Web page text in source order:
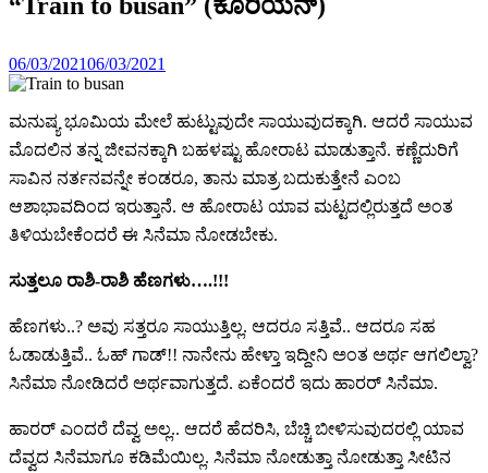
06/03/202106/03/2021
ಮನುಷ್ಯ ಭೂಮಿಯ ಮೇಲೆ ಹುಟ್ಟುವುದೇ ಸಾಯುವುದಕ್ಕಾಗಿ. ಆದರೆ ಸಾಯುವ
ಮೊದಲಿನ ತನ್ನ ಜೀವನಕ್ಕಾಗಿ ಬಹಳಷ್ಟು ಹೋರಾಟ ಮಾಡುತ್ತಾನೆ. ಕಣ್ಣೆದುರಿಗೆ
ಸಾವಿನ ನರ್ತನವನ್ನೇ ಕಂಡರೂ, ತಾನು ಮಾತ್ರ ಬದುಕುತ್ತೇನೆ ಎಂಬ
ಆಶಾಭಾವದಿಂದ ಇರುತ್ತಾನೆ.‌ ಆ ಹೋರಾಟ ಯಾವ ಮಟ್ಟದಲ್ಲಿರುತ್ತದೆ ಅಂತ
ತಿಳಿಯಬೇಕೆಂದರೆ ಈ ಸಿನೆಮಾ ನೋಡಬೇಕು.
ಸುತ್ತಲೂ ರಾಶಿ-ರಾಶಿ ಹೆಣಗಳು….!!!
ಹೆಣಗಳು..? ಅವು ಸತ್ತರೂ ಸಾಯುತ್ತಿಲ್ಲ. ಆದರೂ ಸತ್ತಿವೆ.. ಆದರೂ ಸಹ
ಓಡಾಡುತ್ತಿವೆ.. ಓಹ್ ಗಾಡ್!! ನಾನೇನು ಹೇಳ್ತಾ ಇದ್ದೀನಿ ಅಂತ ಅರ್ಥ ಆಗಲಿಲ್ವಾ?
ಸಿನೆಮಾ ನೋಡಿದರೆ ಅರ್ಥವಾಗುತ್ತದೆ. ಏಕೆಂದರೆ ಇದು ಹಾರರ್ ಸಿನೆಮಾ.
ಹಾರರ್ ಎಂದರೆ ದೆವ್ವ ಅಲ್ಲ‌.. ಆದರೆ ಹೆದರಿಸಿ, ಬೆಚ್ಚಿ ಬೀಳಿಸುವುದರಲ್ಲಿ ಯಾವ
ದೆವ್ವದ ಸಿನೆಮಾಗೂ ಕಡಿಮೆಯಿಲ್ಲ. ಸಿನೆಮಾ ನೋಡುತ್ತಾ ನೋಡುತ್ತಾ ಸೀಟಿನ